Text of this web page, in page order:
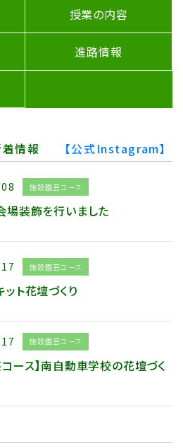
授業の内容
進路情報
着情報 【公式Instagram】
施設園芸コース
場装飾を行いました
施設園芸コース
ト花壇づくり
施設園芸コース
ース】南自動車学校の花壇づく